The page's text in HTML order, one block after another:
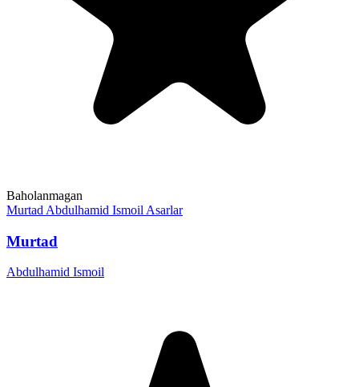
Baholanmagan
Murtad Abdulhamid Ismoil Asarlar
Murtad
Abdulhamid Ismoil